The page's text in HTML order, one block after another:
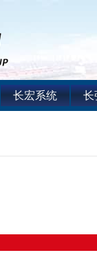
长宏系统 长